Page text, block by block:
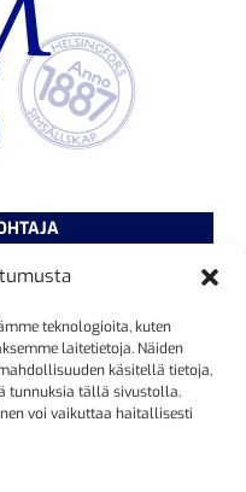
teknologioita, kuten
laitetietoja. Näiden
käsitellä tietoja,
tunnuksia tällä sivustolla.
voi vaikuttaa haitallisesti